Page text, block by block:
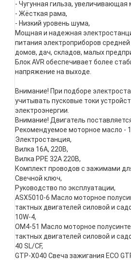
- Чугунная гильза, увеличивающая
- Жёсткая рама,
- Низкий уровень шума,
Мощная и надежная
питания электроприборов
домов, дач, складов, малых
Блок AVR обеспечивает более
напряжение на выходе.
Внимание! При подборе
учитывать пусковые токи
электроэнергии.
Внимание! Двигатель
Рекомендуемое моторное масло -
Электростанция,
Вилка 16А, 220В,
Вилка РРЕ 32А 220В,
Комплект проводов с зажимами
Свечной ключ,
Руководство по эксплуатации,
ASX5010-6 Масло моторное
тактных двигателей силовой и
10W-4,
OM4-51 Масло моторное
тактных двигателей силовой и
40 SL/CF,
GTP-X040 Свеча зажигания ECO